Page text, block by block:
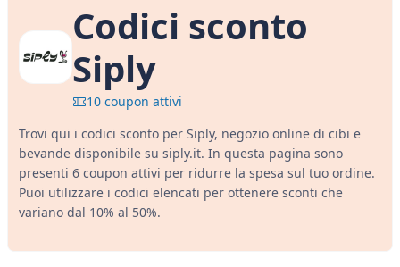
Codici sconto
Siply
10 coupon attivi
Trovi qui i codici sconto per Siply, negozio online di cibi e
bevande disponibile su siply.it. In questa pagina sono
presenti 6 coupon attivi per ridurre la spesa sul tuo ordine.
Puoi utilizzare i codici elencati per ottenere sconti che
variano dal 10% al 50%.